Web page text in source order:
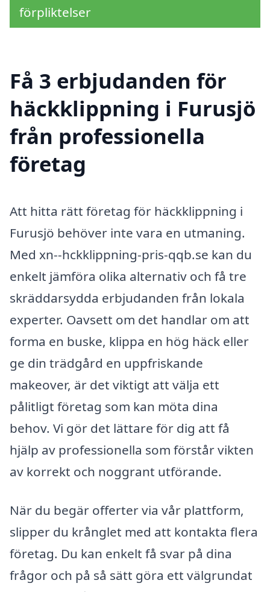
förpliktelser
Få 3 erbjudanden för
häckklippning i Furusjö
från professionella
företag
Att hitta rätt företag för häckklippning i
Furusjö behöver inte vara en utmaning.
Med xn--hckklippning-pris-qqb.se kan du
enkelt jämföra olika alternativ och få tre
skräddarsydda erbjudanden från lokala
experter. Oavsett om det handlar om att
forma en buske, klippa en hög häck eller
ge din trädgård en uppfriskande
makeover, är det viktigt att välja ett
pålitligt företag som kan möta dina
behov. Vi gör det lättare för dig att få
hjälp av professionella som förstår vikten
av korrekt och noggrant utförande.
När du begär offerter via vår plattform,
slipper du krånglet med att kontakta flera
företag. Du kan enkelt få svar på dina
frågor och på så sätt göra ett välgrundat